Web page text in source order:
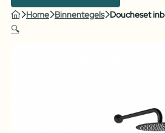
Home Binnentegels Doucheset
🔍